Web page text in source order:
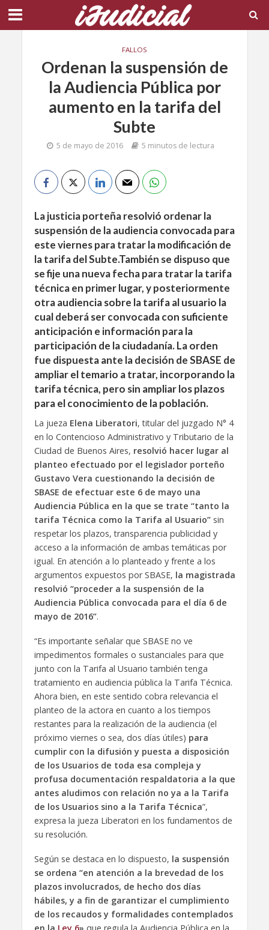
FALLOS
Ordenan la suspensión de
la Audiencia Pública por
aumento en la tarifa del
Subte
5 de mayo de 2016 5 minutos de lectura
La justicia porteña resolvió ordenar la
suspensión de la audiencia convocada para
este viernes para tratar la modificación de
la tarifa delSubte.También se dispuso que
se fije una nueva fecha para tratar la tarifa
técnica en primer lugar, y posteriormente
otra audiencia sobre la tarifa al usuario la
cual deberá ser convocada con suficiente
anticipación e información para la
participación de la ciudadanía. La orden
fue dispuesta ante la decisión deSBASE de
ampliar el temario a tratar, incorporando la
tarifa técnica, pero sin ampliar los plazos
para el conocimiento de la población.
La jueza Elena Liberatori, titular del juzgado N° 4
en lo Contencioso Administrativo y Tributario de la
Ciudad de Buenos Aires, resolvió hacer lugar al
planteo efectuado por el legislador porteño
Gustavo Vera cuestionando la decisión de
SBASE de efectuar este 6 de mayo una
Audiencia Pública en la que se trate “tanto la
tarifa Técnica como la Tarifa al Usuario”sin
respetar los plazos, transparencia publicidad y
acceso a la información de ambas temáticas por
igual. En atención a lo planteado y frente a los
argumentos expuestos por SBASE, la magistrada
resolvió “proceder a la suspensión de la
Audiencia Pública convocada para el día 6 de
mayo de 2016”.
“Es importante señalar que SBASE no ve
impedimentos formales o sustanciales para que
junto con la Tarifa al Usuario también tenga
tratamiento en audiencia pública la Tarifa Técnica.
Ahora bien, en este sentido cobra relevancia el
planteo de la actora en cuanto a los tiempos
restantes para la realización de la audiencia (el
próximo viernes o sea, dos días útiles) para
cumplir con la difusión y puesta a disposición
de los Usuarios de toda esa compleja y
profusa documentación respaldatoria a la que
antes aludimos con relación no ya a la Tarifa
de los Usuarios sino a la Tarifa Técnica”,
expresa la jueza Liberatori en los fundamentos de
su resolución.
Según se destaca en lo dispuesto, la suspensión
se ordena “en atención a la brevedad de los
plazos involucrados, de hecho dos días
hábiles, y a fin de garantizar el cumplimiento
de los recaudos y formalidades contemplados